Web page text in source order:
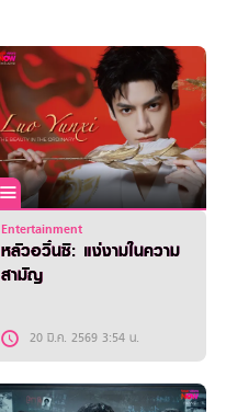
Entertainment
หลัวอวิ๋นซี: แง่งามในความ
สามัญ
20 มี.ค. 2569 3:54 น.